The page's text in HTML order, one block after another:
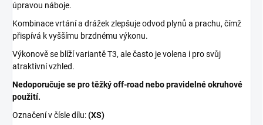
úpravou náboje.
Kombinace vrtání a drážek zlepšuje odvod plynů a prachu, čímž
přispívá k vyššímu brzdnému výkonu.
Výkonově se blíží variantě T3, ale často je volena i pro svůj
atraktivní vzhled.
Nedoporučuje se pro těžký off-road nebo pravidelné okruhové
použití.
Označení v čísle dílu:(XS)